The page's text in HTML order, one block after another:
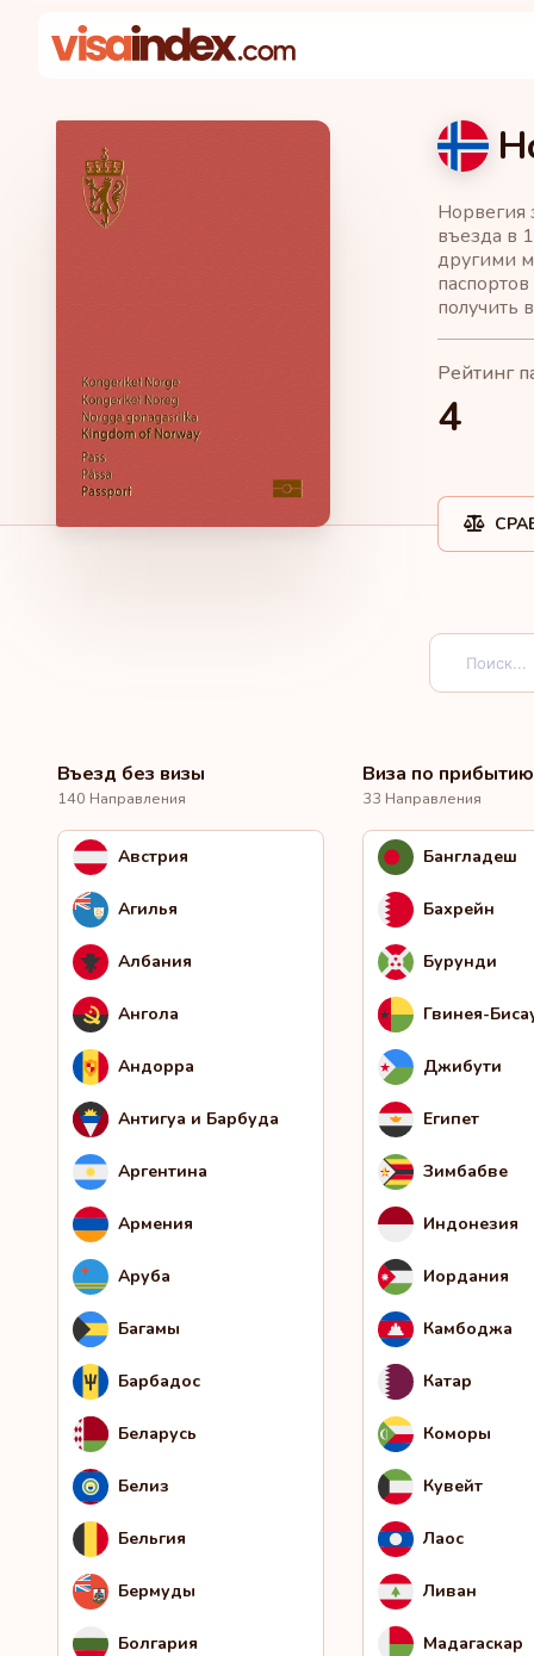
Норвегия
въезда в
другими
получить
Рейтинг
4
Въезд без визы
140 Направления
Австрия
Агилья
Албания
Ангола
Андорра
Антигуа и Барбуда
Аргентина
Армения
Аруба
Багамы
Барбадос
Беларусь
Белиз
Бельгия
Бермуды
Болгария
Виза по прибытию
33 Направления
Бангладеш
Бахрейн
Бурунди
Гвинея-
Джибути
Египет
Зимбабве
Индонезия
Иордания
Камбоджа
Катар
Коморы
Кувейт
Лаос
Ливан
Мадагаскар